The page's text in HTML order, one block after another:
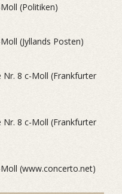
(Politiken)
(Jyllands Posten)
8 c-Moll (Frankfurter
8 c-Moll (Frankfurter
(www.concerto.net)